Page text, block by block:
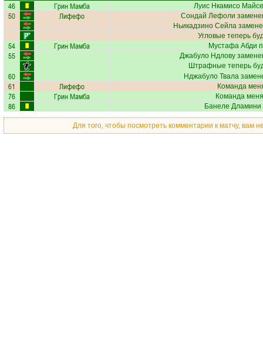
46 Грин Мамба Луис Нкамисо
50 Лифефо Сондай Лефоли
Ньикадзино Сейла
Угловые теперь
54 Грин Мамба Мустафа Абди
55 Джабуло Ндлову
Штрафные теперь
60 Нджабуло Твала
61 Лифефо Команда
76 Грин Мамба Команда
86 Банеле Дламини
Для того, чтобы посмотреть комментарии к матчу, вам